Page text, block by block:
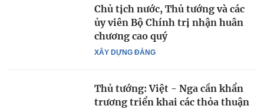
XÂY DỰNG ĐẢNG
Chủ tịch nước, Thủ tướng và các
ủy viên Bộ Chính trị nhận huân
chương cao quý
Thủ tướng: Việt - Nga cần khẩn
trương triển khai các thỏa thuận